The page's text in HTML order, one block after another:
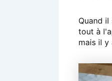
Quand
tout à
mais il y